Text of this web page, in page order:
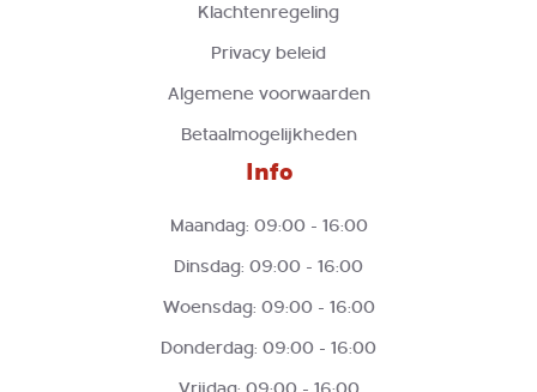
Klachtenregeling
Privacy beleid
Algemene voorwaarden
Betaalmogelijkheden
Info
Maandag: 09:00 - 16:00
Dinsdag: 09:00 - 16:00
Woensdag: 09:00 - 16:00
Donderdag: 09:00 - 16:00